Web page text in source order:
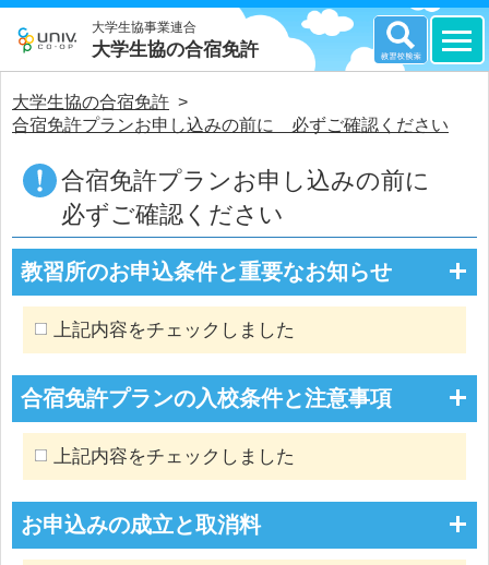
大学生協事業連合
大学生協の合宿免許
大学生協の合宿免許 >
合宿免許プランお申し込みの前に 必ずご確認ください
合宿免許プランお申し込みの前に
必ずご確認ください
教習所のお申込条件と重要なお知らせ
上記内容をチェックしました
合宿免許プランの入校条件と注意事項
上記内容をチェックしました
お申込みの成立と取消料